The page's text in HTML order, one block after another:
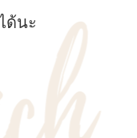
ด้นะ